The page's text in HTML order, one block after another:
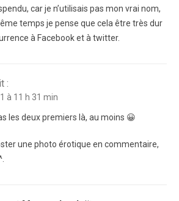
car je n’utilisais pas mon vrai nom,
temps je pense que cela être très dur
à Facebook et à twitter.
:
à 11 h 31 min
les deux premiers là, au moins 😀
une photo érotique en commentaire,